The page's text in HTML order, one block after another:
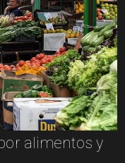
alimentos y